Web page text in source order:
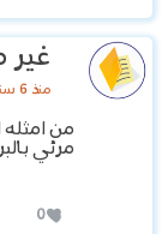
منذ 6 سنوات الساعة 10:46
من
مرئي
0